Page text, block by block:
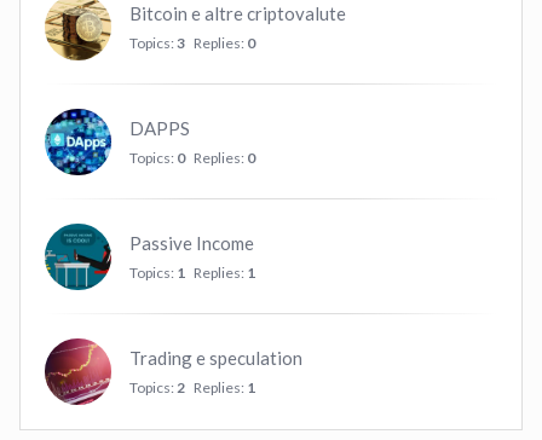
Bitcoin e altre criptovalute
Topics: 3 Replies: 0
DAPPS
Topics: 0 Replies: 0
Passive Income
Topics: 1 Replies: 1
Trading e speculation
Topics: 2 Replies: 1